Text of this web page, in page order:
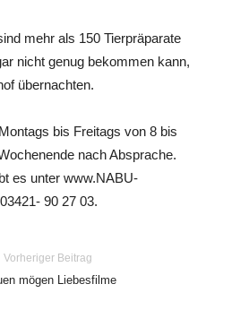
mehr als 150 Tierpräparate
nicht genug bekommen kann,
übernachten.
bis Freitags von 8 bis
nach Absprache.
es unter www.NABU-
90 27 03.
Vorheriger Beitrag
mögen Liebesfilme